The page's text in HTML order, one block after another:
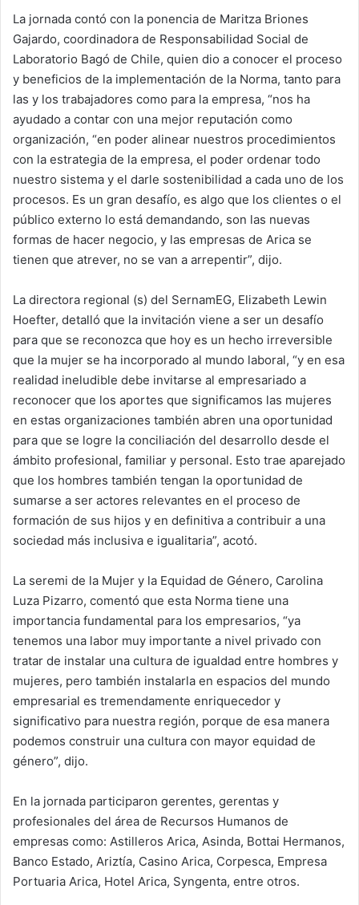
La jornada contó con la ponencia de Maritza Briones
Gajardo, coordinadora de Responsabilidad Social de
Laboratorio Bagó de Chile, quien dio a conocer el proceso
y beneficios de la implementación de la Norma, tanto para
las y los trabajadores como para la empresa, “nos ha
ayudado a contar con una mejor reputación como
organización, “en poder alinear nuestros procedimientos
con la estrategia de la empresa, el poder ordenar todo
nuestro sistema y el darle sostenibilidad a cada uno de los
procesos. Es un gran desafío, es algo que los clientes o el
público externo lo está demandando, son las nuevas
formas de hacer negocio, y las empresas de Arica se
tienen que atrever, no se van a arrepentir”, dijo.
La directora regional (s) del SernamEG, Elizabeth Lewin
Hoefter, detalló que la invitación viene a ser un desafío
para que se reconozca que hoy es un hecho irreversible
que la mujer se ha incorporado al mundo laboral, “y en esa
realidad ineludible debe invitarse al empresariado a
reconocer que los aportes que significamos las mujeres
en estas organizaciones también abren una oportunidad
para que se logre la conciliación del desarrollo desde el
ámbito profesional, familiar y personal. Esto trae aparejado
que los hombres también tengan la oportunidad de
sumarse a ser actores relevantes en el proceso de
formación de sus hijos y en definitiva a contribuir a una
sociedad más inclusiva e igualitaria”, acotó.
La seremi de la Mujer y la Equidad de Género, Carolina
Luza Pizarro, comentó que esta Norma tiene una
importancia fundamental para los empresarios, “ya
tenemos una labor muy importante a nivel privado con
tratar de instalar una cultura de igualdad entre hombres y
mujeres, pero también instalarla en espacios del mundo
empresarial es tremendamente enriquecedor y
significativo para nuestra región, porque de esa manera
podemos construir una cultura con mayor equidad de
género”, dijo.
En la jornada participaron gerentes, gerentas y
profesionales del área de Recursos Humanos de
empresas como: Astilleros Arica, Asinda, Bottai Hermanos,
Banco Estado, Ariztía, Casino Arica, Corpesca, Empresa
Portuaria Arica, Hotel Arica, Syngenta, entre otros.